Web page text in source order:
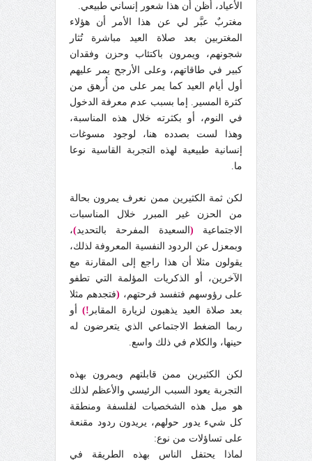
الأعياد، أظن أن هذا شعور إنساني طبيعي.
مغتربٌ عبَّر لي عن هذا الأمر أن هؤلاء
المغتربين بعد صلاة العيد مباشرة تُثار
شجونهم، ويمرون باكتئاب وحزن وفقدان
كبير في طاقاتهم، وعلى الأرجح يمر عليهم
أول أيام العيد كما يمر على من أُرهق من
كثرة المسير. إما بسبب عدم معرفة الدخول
في النوم، أو بكثرته خلال هذه المناسبة،
وهذا لست بصدده هنا، لوجود مسوغات
إنسانية طبيعية لهذه التجربة القاسية نوعا
ما.
لكن ثمة الكثيرين ممن نعرف يمرون بحالة
من الحزن غير المبرر خلال المناسبات
الاجتماعية ( السعيدة المفرحة بالتحديد)،
وبمعزل عن الردود النفسية المعروفة لذلك،
يقولون مثلا أن هذا راجع إلى المقارنة مع
الآخرين، أو الذكريات المؤلمة التي تطفو
على رؤوسهم فتفسد فرحتهم، (فتجدهم مثلا
بعد صلاة العيد يذهبون لزيارة المقابر !)أو
ربما الضغط الاجتماعي الذي يتعرضون له
حينها، والكلام في ذلك واسع.
لكن الكثيرين ممن قابلتهم ويمرون بهذه
التجربة يعود السبب الرئيسي والأعظم لذلك
هو ميل هذه الشخصيات لفلسفة ومنطقة
كل شيء يدور حولهم، يريدون ردود مقنعة
على تساؤلات من نوع:
لماذا يحتفل الناس بهذه الطريقة في